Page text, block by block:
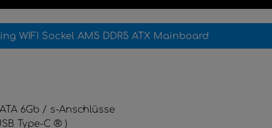
WIFI Sockel AM5 DDR5 ATX Mainboard
6Gb / s-Anschlüsse
Type-C ® )